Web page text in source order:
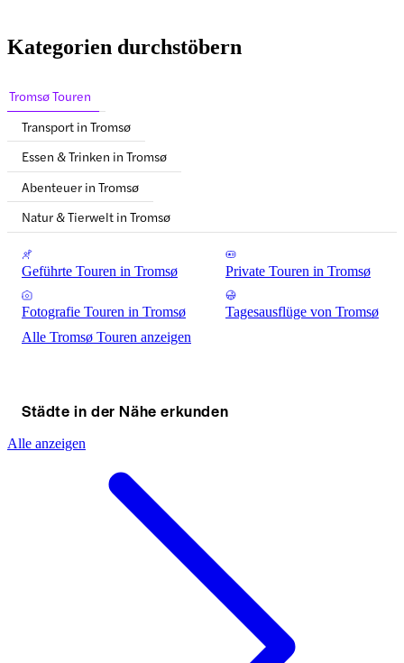
Kategorien durchstöbern
Tromsø Touren
Transport in Tromsø
Essen & Trinken in Tromsø
Abenteuer in Tromsø
Natur & Tierwelt in Tromsø
Geführte Touren in Tromsø Private Touren in Tromsø
Fotografie Touren in Tromsø
Tagesausflüge von Tromsø
Alle Tromsø Touren anzeigen
Städte in der Nähe erkunden
Alle anzeigen